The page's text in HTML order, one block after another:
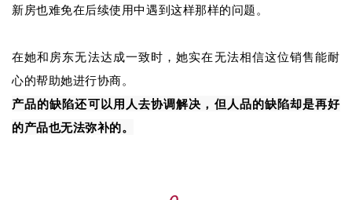
新房也难免在后续使用中遇到这样那样的问题。
在她和房东无法达成一致时，她实在无法相信这位销售能耐
心的帮助她进行协商。
产品的缺陷还可以用人去协调解决，但人品的缺陷却是再好
的产品也无法弥补的。